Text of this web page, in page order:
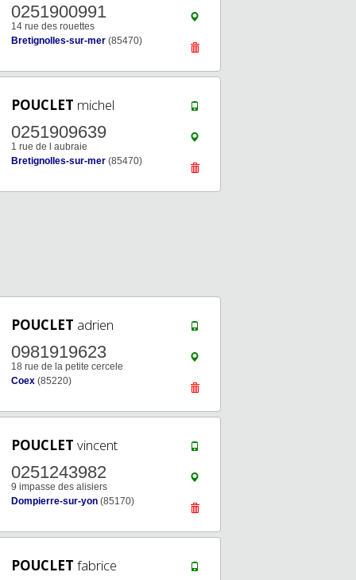
0251900991
14 rue des rouettes
Bretignolles-sur-mer (85470)
POUCLET michel
0251909639
1 rue de l aubraie
Bretignolles-sur-mer (85470)
POUCLET adrien
0981919623
18 rue de la petite cercele
Coex (85220)
POUCLET vincent
0251243982
9 impasse des alisiers
Dompierre-sur-yon (85170)
POUCLET fabrice